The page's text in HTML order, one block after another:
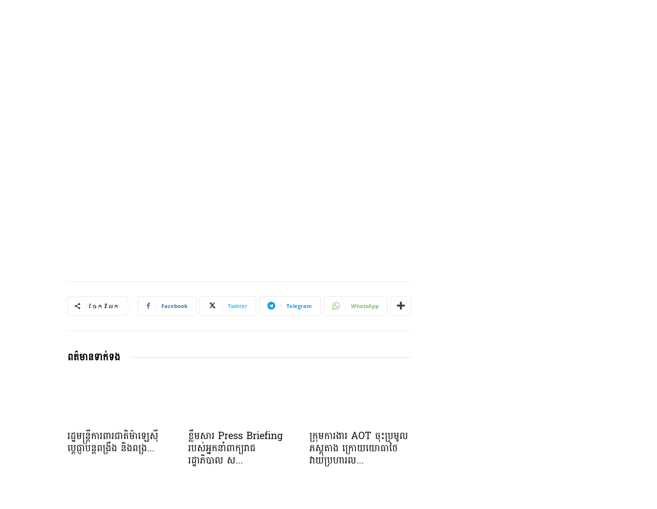
ចែករំលែក Facebook Twitter Telegram WhatsApp
ពត៌មានទាក់ទង
រដ្ឋមន្ត្រីការពារជាតិម៉ាឡេស៊ី
ប្ដេជ្ញាបន្តពង្រឹង និងពង្រ...
ខ្លឹមសារ Press Briefing
របស់អ្នកនាំពាក្យរាជ
រដ្ឋាភិបាល ស...
ក្រុមការងារ AOT ចុះប្រមូល
ភស្តុតាង ក្រោយយោធាថៃ
វាយប្រហារល...